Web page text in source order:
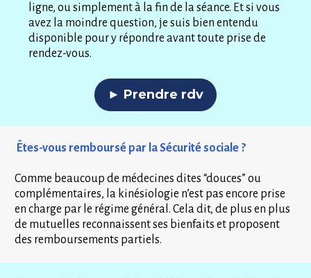
ligne, ou simplement à la fin de la séance. Et si vous
avez la moindre question, je suis bien entendu
disponible pour y répondre avant toute prise de
rendez-vous.
► Prendre rdv
Êtes-vous remboursé par la Sécurité sociale ?
Comme beaucoup de médecines dites “douces” ou
complémentaires, la kinésiologie n’est pas encore prise
en charge par le régime général. Cela dit, de plus en plus
de mutuelles reconnaissent ses bienfaits et proposent
des remboursements partiels.